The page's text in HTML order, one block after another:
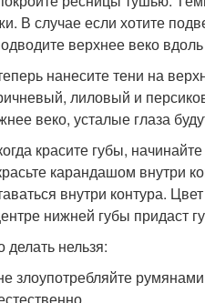
В случае если хотите
верхнее веко
нанесите тени на
лиловый и
веко, усталые глаза
красите губы,
карандашом внутри
внутри контура.
нижней губы придаст
делать нельзя:
злоупотребляйте